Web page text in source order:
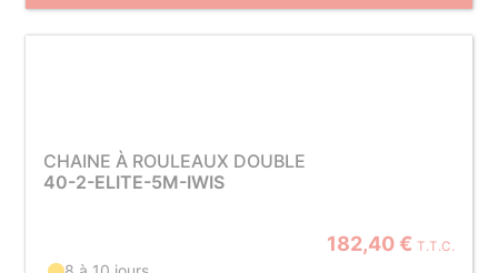
CHAINE À ROULEAUX DOUBLE
40-2-ELITE-5M-IWIS
182,40 € T.T.C.